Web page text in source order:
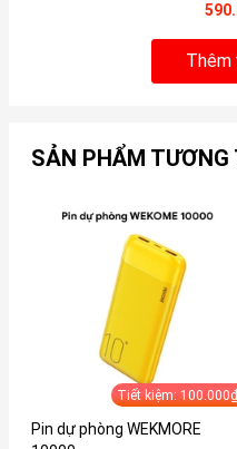
Thêm
SẢN PHẨM TƯƠNG
Tiết kiệm: 100.000₫
Pin dự phòng WEKMORE